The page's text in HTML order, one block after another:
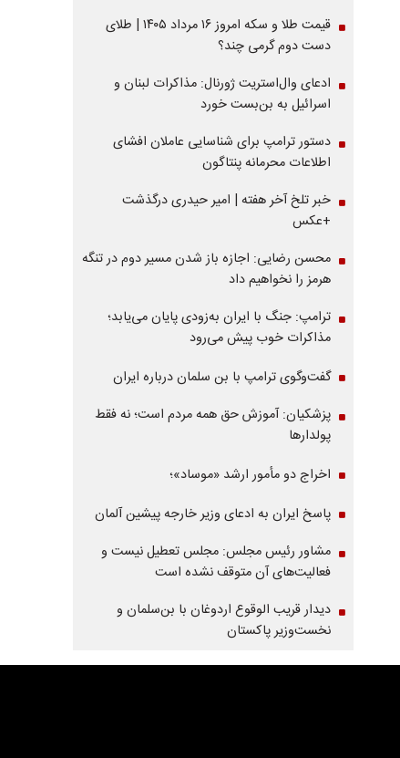
قیمت طلا و سکه امروز ۱۶ مرداد ۱۴۰۵ | طلای
دست دوم گرمی چند؟
ادعای وال‌استریت ژورنال: مذاکرات لبنان و
اسرائیل به بن‌بست خورد
دستور ترامپ برای شناسایی عاملان افشای
اطلاعات محرمانه پنتاگون
خبر تلخ آخر هفته | امیر حیدری درگذشت
+عکس
محسن رضایی: اجازه باز شدن مسیر دوم در تنگه
هرمز را نخواهیم داد
ترامپ: جنگ با ایران به‌زودی پایان می‌یابد؛
مذاکرات خوب پیش می‌رود
گفت‌وگوی ترامپ با بن سلمان درباره ایران
پزشکیان: آموزش حق همه مردم است؛ نه فقط
پولدارها
اخراج دو مأمور ارشد «موساد»؛
پاسخ ایران به ادعای وزیر خارجه پیشین آلمان
مشاور رئیس مجلس: مجلس تعطیل نیست و
فعالیت‌های آن متوقف نشده است
دیدار قریب الوقوع اردوغان با بن‌سلمان و
نخست‌وزیر پاکستان